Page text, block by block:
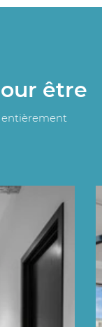
être
entièrement